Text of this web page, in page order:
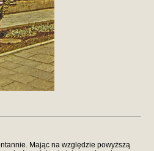
Mając na względzie powyższą